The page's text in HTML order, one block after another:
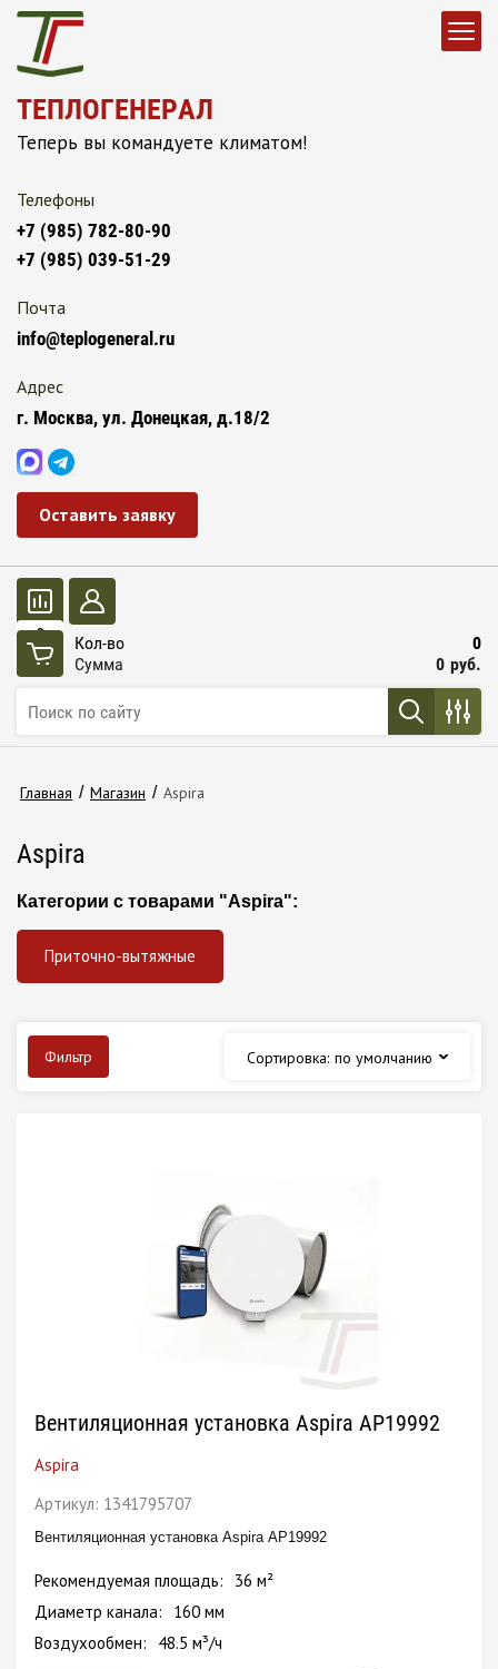
ТЕПЛОГЕНЕРАЛ
Теперь вы командуете климатом!
Телефоны
+7 (985) 782-80-90
+7 (985) 039-51-29
Почта
info@teplogeneral.ru
Адрес
г. Москва, ул. Донецкая, д.18/2
Оставить заявку
0 Кол-во
0
Сумма
0 руб.
Главная / Магазин / Aspira
Aspira
Категории с товарами "Aspira":
Приточно-вытяжные
Фильтр Сортировка: по умолчанию
Вентиляционная установка Aspira АР19992
Aspira
Артикул: 1341795707
Вентиляционная установка Aspira АР19992
Рекомендуемая площадь
36 м²
Диаметр канала
160 мм
Воздухообмен
48.5 м³/ч